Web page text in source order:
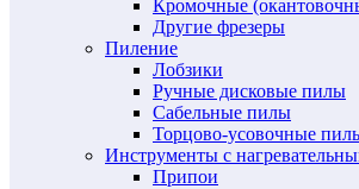
Кромочные
Другие фрезеры
Пиление
Лобзики
Ручные дисковые пилы
Сабельные пилы
Торцово-усовочные
Инструменты с
Припои